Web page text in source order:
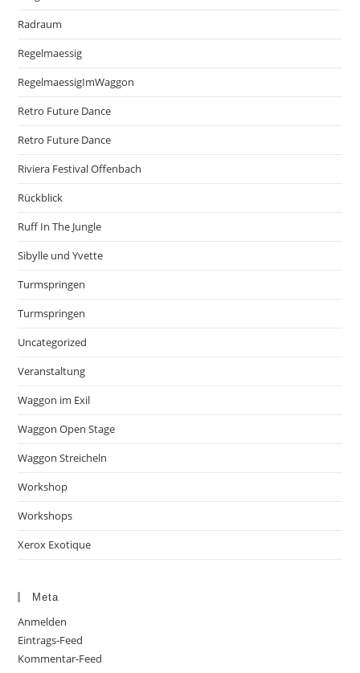
Radraum
Regelmaessig
RegelmaessigImWaggon
Retro Future Dance
Retro Future Dance
Riviera Festival Offenbach
Rückblick
Ruff In The Jungle
Sibylle und Yvette
Turmspringen
Turmspringen
Uncategorized
Veranstaltung
Waggon im Exil
Waggon Open Stage
Waggon Streicheln
Workshop
Workshops
Xerox Exotique
Meta
Anmelden
Eintrags-Feed
Kommentar-Feed